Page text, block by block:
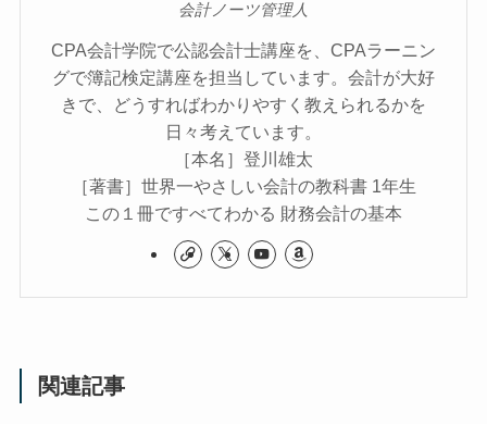
会計ノーツ管理人
CPA会計学院で公認会計士講座を、CPAラーニン
グで簿記検定講座を担当しています。会計が大好
きで、どうすればわかりやすく教えられるかを
日々考えています。
［本名］登川雄太
［著書］世界一やさしい会計の教科書 1年生
この１冊ですべてわかる 財務会計の基本
関連記事